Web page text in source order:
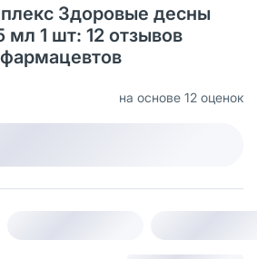
Здоровые десны
мл 1 шт: 12 отзывов
на основе 12 оценок